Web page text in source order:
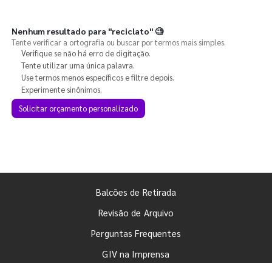
Nenhum resultado para "reciclato"🧐
Tente verificar a ortografia ou buscar por termos mais simples.
Verifique se não há erro de digitação.
Tente utilizar uma única palavra.
Use termos menos específicos e filtre depois.
Experimente sinônimos.
Solicitar orçamento personalizado
Balcões de Retirada
Revisão de Arquivo
Perguntas Frequentes
GIV na Imprensa